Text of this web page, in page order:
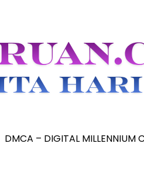
DMCA – DIGITAL MILLENNIUM